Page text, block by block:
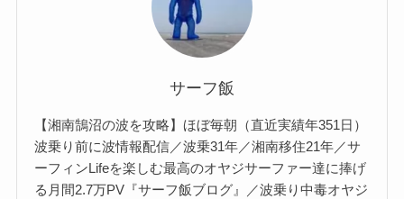
サーフ飯
【湘南鵠沼の波を攻略】ほぼ毎朝（直近実績年351日）
波乗り前に波情報配信／波乗31年／湘南移住21年／サ
ーフィンLifeを楽しむ最高のオヤジサーファー達に捧げ
る月間2.7万PV『サーフ飯ブログ』／波乗り中毒オヤジ